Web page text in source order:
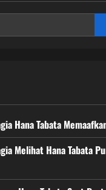
Hana Tabata
Melihat Hana Tabata